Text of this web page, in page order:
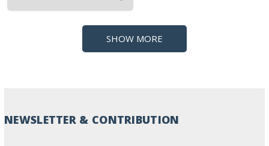
SHOW MORE
NEWSLETTER & CONTRIBUTION